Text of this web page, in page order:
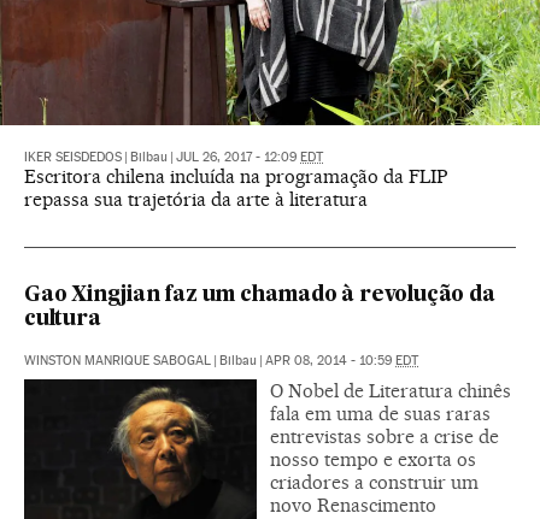
IKER SEISDEDOS Bilbau JUL 26, 2017 - 12:09 EDT
Escritora chilena incluída na programação da FLIP
repassa sua trajetória da arte à literatura
Gao Xingjian faz um chamado à revolução da
cultura
WINSTON MANRIQUE SABOGAL Bilbau APR 08, 2014 - 10:59 EDT
O Nobel de Literatura chinês
fala em uma de suas raras
entrevistas sobre a crise de
nosso tempo e exorta os
criadores a construir um
novo Renascimento